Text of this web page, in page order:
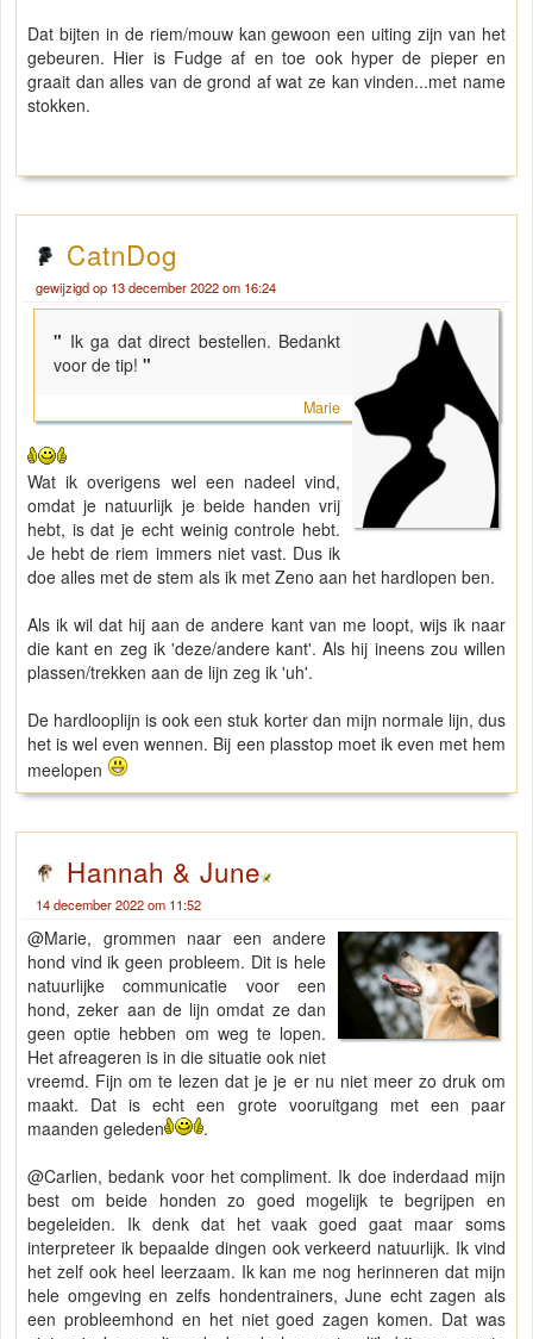
Dat bijten in de riem/mouw kan gewoon een uiting zijn van het
gebeuren. Hier is Fudge af en toe ook hyper de pieper en
graait dan alles van de grond af wat ze kan vinden...met name
stokken.
CatnDog
gewijzigd op 13 december 2022 om 16:24
" Ik ga dat direct bestellen. Bedankt
voor de tip! "
Marie
Wat ik overigens wel een nadeel vind,
omdat je natuurlijk je beide handen vrij
hebt, is dat je echt weinig controle hebt.
Je hebt de riem immers niet vast. Dus ik
doe alles met de stem als ik met Zeno aan het hardlopen ben.
Als ik wil dat hij aan de andere kant van me loopt, wijs ik naar
die kant en zeg ik 'deze/andere kant'. Als hij ineens zou willen
plassen/trekken aan de lijn zeg ik 'uh'.
De hardlooplijn is ook een stuk korter dan mijn normale lijn, dus
het is wel even wennen. Bij een plasstop moet ik even met hem
meelopen
Hannah & June
14 december 2022 om 11:52
@Marie, grommen naar een andere
hond vind ik geen probleem. Dit is hele
natuurlijke communicatie voor een
hond, zeker aan de lijn omdat ze dan
geen optie hebben om weg te lopen.
Het afreageren is in die situatie ook niet
vreemd. Fijn om te lezen dat je je er nu niet meer zo druk om
maakt. Dat is echt een grote vooruitgang met een paar
maanden geleden
.
@Carlien, bedank voor het compliment. Ik doe inderdaad mijn
best om beide honden zo goed mogelijk te begrijpen en
begeleiden. Ik denk dat het vaak goed gaat maar soms
interpreteer ik bepaalde dingen ook verkeerd natuurlijk. Ik vind
het zelf ook heel leerzaam. Ik kan me nog herinneren dat mijn
hele omgeving en zelfs hondentrainers, June echt zagen als
een probleemhond en het niet goed zagen komen. Dat was